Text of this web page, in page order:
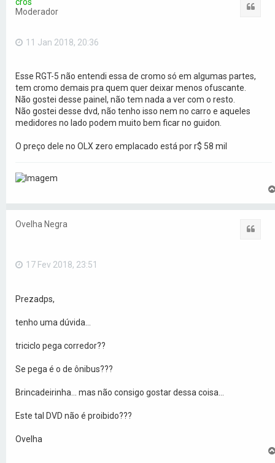
Moderador
11 Jan 2018, 20:36
Esse RGT-5 não entendi essa de cromo só em algumas partes,
tem cromo demais pra quem quer deixar menos ofuscante.
Não gostei desse painel, não tem nada a ver com o resto.
Não gostei desse dvd, não tenho isso nem no carro e aqueles
medidores no lado podem muito bem ficar no guidon.
O preço dele no OLX zero emplacado está por r$ 58 mil
Ovelha Negra
17 Fev 2018, 23:51
Prezadps,
tenho uma dúvida...
triciclo pega corredor??
Se pega é o de ônibus???
Brincadeirinha... mas não consigo gostar dessa coisa...
Este tal DVD não é proibido???
Ovelha